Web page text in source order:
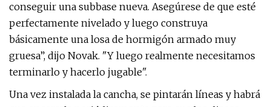
conseguir una subbase nueva. Asegúrese de que esté
perfectamente nivelado y luego construya
básicamente una losa de hormigón armado muy
gruesa”, dijo Novak. "Y luego realmente necesitamos
terminarlo y hacerlo jugable".
Una vez instalada la cancha, se pintarán líneas y habrá